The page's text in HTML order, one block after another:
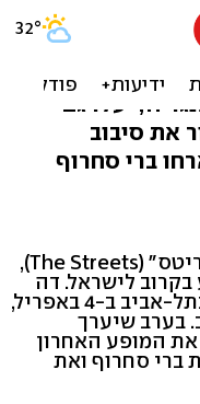
בישראל
הופעות בארץ
באפריל. בשניה, שתיערך בהאנגר 11, יעלו גם
את סיבוב
ברי סחרוף
הראפר האנגלי המוערך, "דה סטריטס" (The Streets),
בקרוב לישראל. דה
סטריטס יופיע במועדון הזאפה בתל-אביב ב-4 באפריל,
11 בתל-אביב. בערב שיערך
המופע האחרון
ברי סחרוף ואת